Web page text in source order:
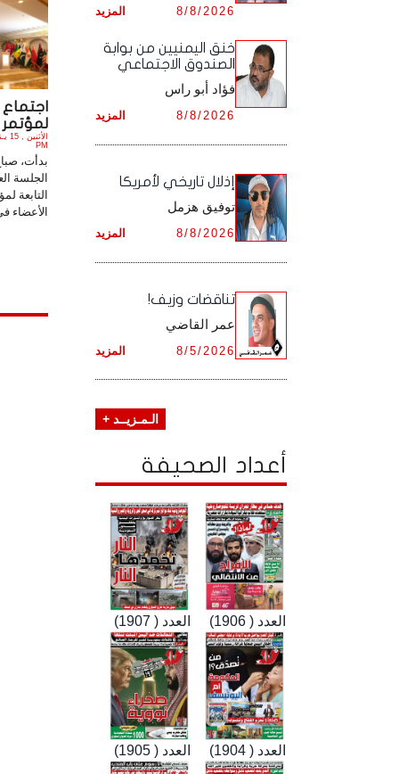
اجتماع
لمؤتمر
PM
بدأت،
الجلسة
التابعة
الأعضاء
أرشيف شهر ديـسـمـبـر ,
المزيد 8/8/2026
خنق اليمنيين من بوابة
الصندوق الاجتماعي
فؤاد أبو راس
المزيد 8/8/2026
إذلال تاريخي لأمريكا
توفيق هزمل
المزيد 8/8/2026
تناقضات وزيف!
عمر القاضي
المزيد 8/5/2026
الـمـزيــد +
أعداد الصحيفة
العدد ( 1907) العدد ( 1906)
العدد ( 1905) العدد ( 1904)